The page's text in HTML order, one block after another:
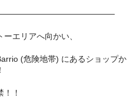
エリアへ向かい、
(危険地帯) にあるショップか
！